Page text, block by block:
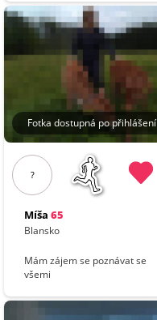
Fotka dostupná po přihlášení
?
Míša 65
Blansko
Mám zájem se poznávat se
všemi